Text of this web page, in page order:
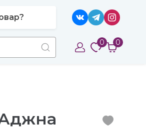
0 0